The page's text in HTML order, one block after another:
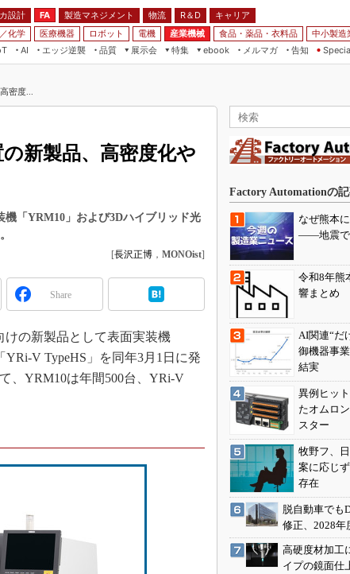
設計 FA 製造マネジメント 物流 R＆D
キャリア
化学 医療機器 ロボット 電機 産業機械 食品・薬品・衣料品
中小製造
AI
エッジ逆襲 品質
展示会
FRONTIER
プンネット展
特集
つながるクルマ
VR／AR
組み込み画像技術
車載ソフト開発
ISO26262
無償設計ツール
3Dプリンタ
デジタルツインとCAE
植物工場
知財マネジメント
ebook
FA
メルマガ
告知
密度...
新製品、高密度化や
「YRM10」および3Dハイブリッド光
[長沢正博 ， MONOist]
Share
の新製品として表面実装機
V TypeHS」を同年3月1日に発
、YRM10は年間500台、YRi-V
Factory Automationの
なぜ熊本
――地震で
令和8年熊
響まとめ
AI関連“だ
御機器事
結実
異例ヒッ
たオムロ
スター
牧野フ、
案に応じ
存在
脱自動車でも
修正、2028年
高硬度材加工
イプの鏡面仕